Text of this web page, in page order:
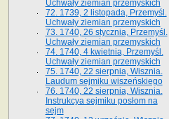
Uchwały ziemian przemyskich
72. 1739, 2 listopada, Przemyśl.
Uchwały ziemian przemyskich
73. 1740, 26 stycznia, Przemyśl.
Uchwały ziemian przemyskich
74. 1740, 4 kwietnia, Przemyśl.
Uchwały ziemian przemyskich
75. 1740, 22 sierpnia, Wisznia.
Laudum sejmiku wiszeńskiego
76. 1740, 22 sierpnia, Wisznia.
Instrukcya sejmiku posłom na
sejm